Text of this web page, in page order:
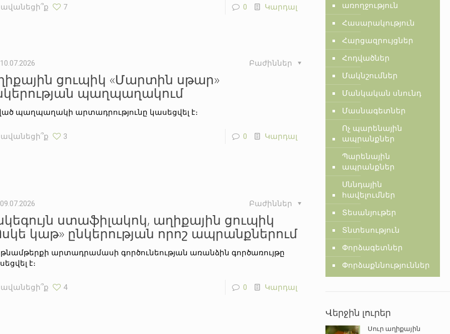
7 0 Կարդալ
10.07.2026 Բաժիններ
ցուպիկ «Մարտին սթար»
պաղպաղակում
պաղպաղակի արտադրությունը կասեցվել է։
3 0 Կարդալ
09.07.2026 Բաժիններ
ստաֆիլակոկ, աղիքային ցուպիկ
կաթ» ընկերության որոշ ապրանքներում
արտադրամասի գործունեության առանձին գործառույթը
է։
4 0 Կարդալ
առողջություն
Հասարակություն
Հարցազրույցներ
Հոդվածներ
Մակնշումներ
Մանկական սնունդ
Մասնագետներ
Ոչ պարենային
ապրանքներ
Պարենային
ապրանքներ
Սննդային
հավելումներ
Տեսանյութեր
Տնտեսություն
Փորձագետներ
Փորձաքննություններ
Վերջին լուրեր
Սուր աղիքային